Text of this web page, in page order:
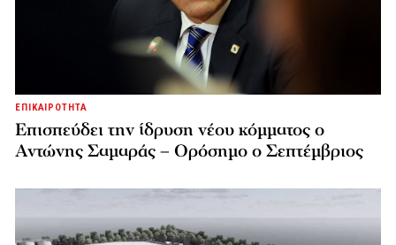
ΕΠΙΚΑΙΡΟΤΗΤΑ
Επισπεύδει την ίδρυση νέου κόμματος o
Αντώνης Σαμαράς – Ορόσημο ο Σεπτέμβριος